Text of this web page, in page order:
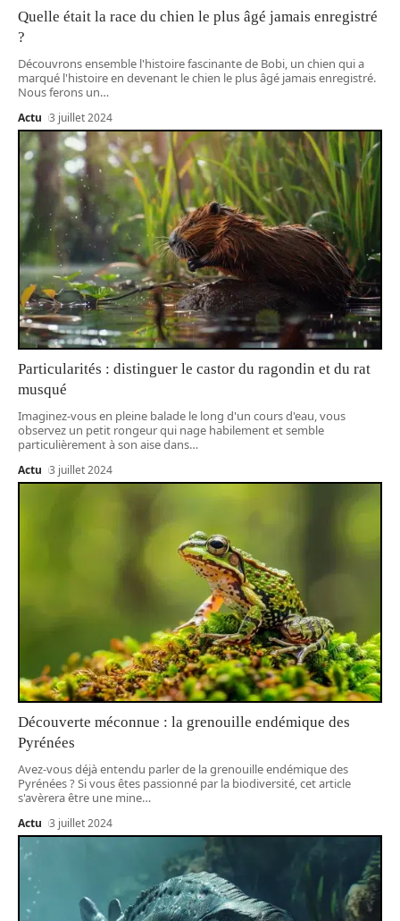
Quelle était la race du chien le plus âgé jamais enregistré
?
Découvrons ensemble l'histoire fascinante de Bobi, un chien qui a
marqué l'histoire en devenant le chien le plus âgé jamais enregistré.
Nous ferons un…
Actu 3 juillet 2024
Particularités : distinguer le castor du ragondin et du rat
musqué
Imaginez-vous en pleine balade le long d'un cours d'eau, vous
observez un petit rongeur qui nage habilement et semble
particulièrement à son aise dans…
Actu 3 juillet 2024
Découverte méconnue : la grenouille endémique des
Pyrénées
Avez-vous déjà entendu parler de la grenouille endémique des
Pyrénées ? Si vous êtes passionné par la biodiversité, cet article
s'avèrera être une mine…
Actu 3 juillet 2024